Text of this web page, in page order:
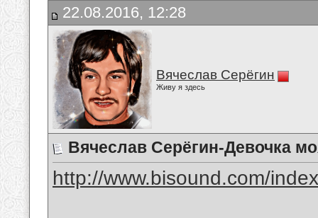
22.08.2016, 12:28
Вячеслав Серёгин
Живу я здесь
Вячеслав Серёгин-Девочка
http://www.bisound.com/